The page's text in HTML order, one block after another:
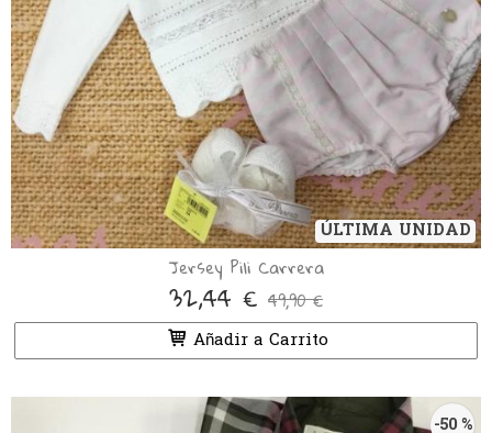
ÚLTIMA UNIDAD
Jersey Pili Carrera
32,44 € 49,90 €
Añadir a Carrito
-50 %